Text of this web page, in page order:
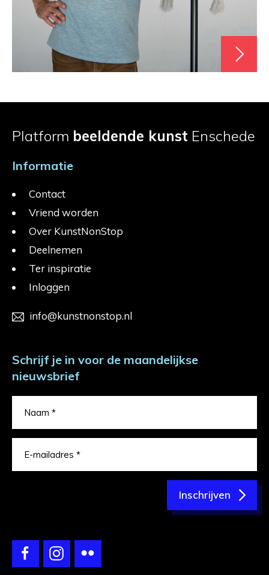
Platform beeldende kunst Enschede
Informatie
Contact
Vriend worden
Over KunstNonStop
Deelnemen
Ter inspiratie
Inloggen
info@kunstnonstop.nl
Schrijf je in voor de maandelijkse
nieuwsbrief
Inschrijven